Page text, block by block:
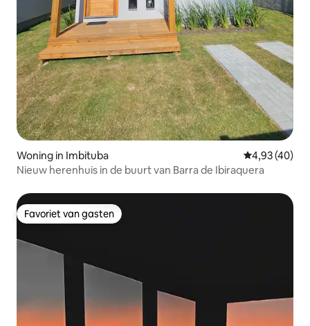
Woning in Imbituba Gemiddelde
4,93 (40)
Nieuw herenhuis in de buurt van Barra de Ibiraquera
Favoriet van gasten
Favoriet van gasten